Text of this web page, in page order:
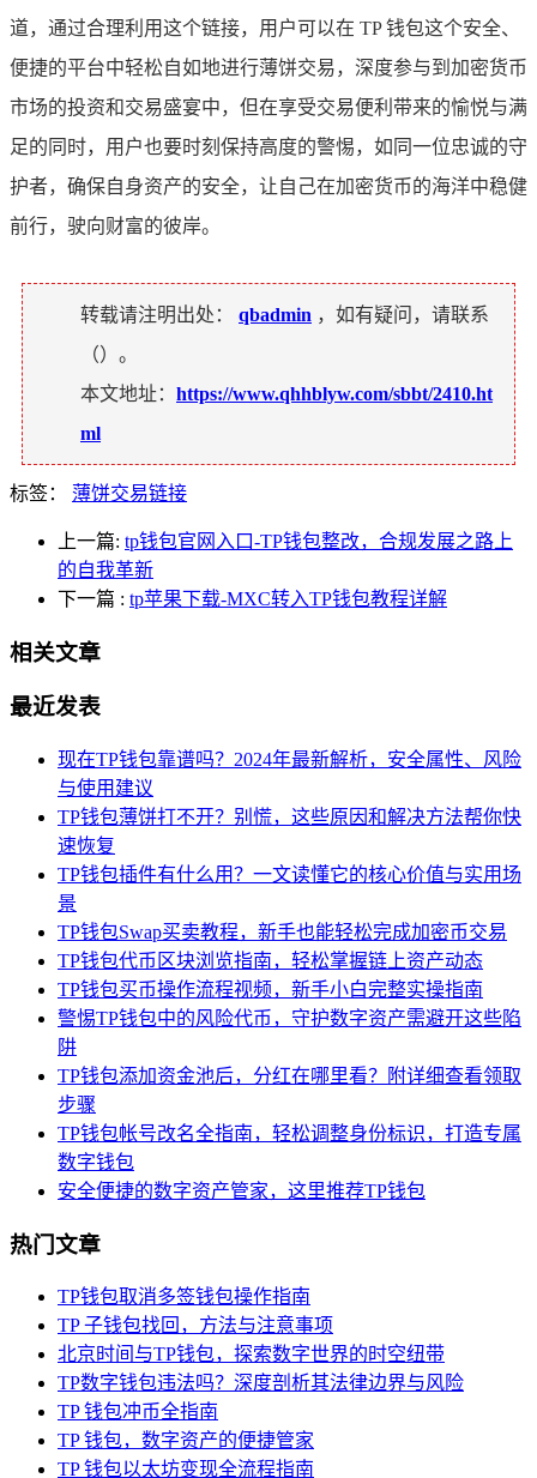
道，通过合理利用这个链接，用户可以在 TP 钱包这个安全、
便捷的平台中轻松自如地进行薄饼交易，深度参与到加密货币
市场的投资和交易盛宴中，但在享受交易便利带来的愉悦与满
足的同时，用户也要时刻保持高度的警惕，如同一位忠诚的守
护者，确保自身资产的安全，让自己在加密货币的海洋中稳健
前行，驶向财富的彼岸。
转载请注明出处： qbadmin ，如有疑问，请联系
（）。
本文地址： https://www.qhhblyw.com/sbbt/2410.ht
ml
标签： 薄饼交易链接
上一篇: tp钱包官网入口-TP钱包整改，合规发展之路上
的自我革新
下一篇 : tp苹果下载-MXC转入TP钱包教程详解
相关文章
最近发表
现在TP钱包靠谱吗？2024年最新解析，安全属性、风险
与使用建议
TP钱包薄饼打不开？别慌，这些原因和解决方法帮你快
速恢复
TP钱包插件有什么用？一文读懂它的核心价值与实用场
景
TP钱包Swap买卖教程，新手也能轻松完成加密币交易
TP钱包代币区块浏览指南，轻松掌握链上资产动态
TP钱包买币操作流程视频，新手小白完整实操指南
警惕TP钱包中的风险代币，守护数字资产需避开这些陷
阱
TP钱包添加资金池后，分红在哪里看？附详细查看领取
步骤
TP钱包帐号改名全指南，轻松调整身份标识，打造专属
数字钱包
安全便捷的数字资产管家，这里推荐TP钱包
热门文章
TP钱包取消多签钱包操作指南
TP 子钱包找回，方法与注意事项
北京时间与TP钱包，探索数字世界的时空纽带
TP数字钱包违法吗？深度剖析其法律边界与风险
TP 钱包冲币全指南
TP 钱包，数字资产的便捷管家
TP 钱包以太坊变现全流程指南